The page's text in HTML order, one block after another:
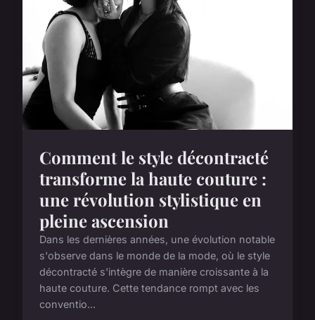
Comment le style décontracté
transforme la haute couture :
une révolution stylistique en
pleine ascension
Dans les dernières années, une évolution notable
s'observe dans le monde de la mode, où le style
décontracté s'intègre de manière croissante à la
haute couture. Cette tendance rompt avec les
conventio...